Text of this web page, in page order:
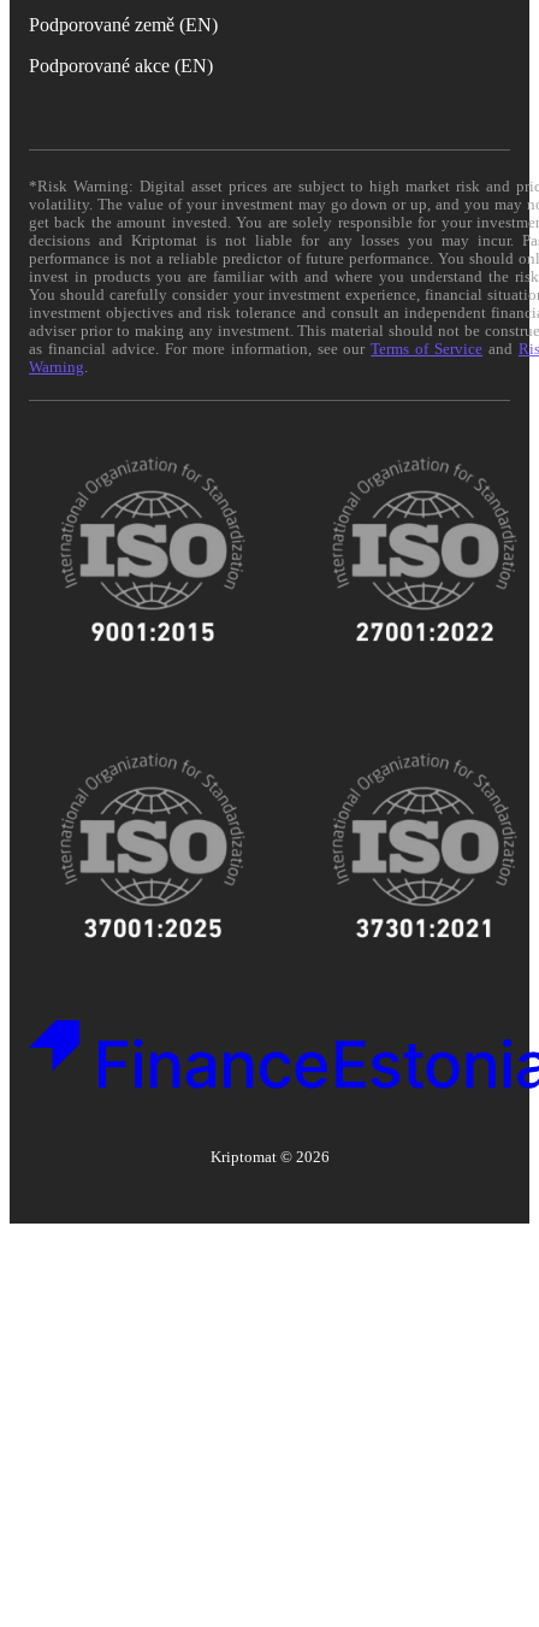
Podporované země (EN)
Podporované akce (EN)
*Risk Warning: Digital asset prices are subject to high market risk and
volatility. The value of your investment may go down or up, and you may
get back the amount invested. You are solely responsible for your
decisions and Kriptomat is not liable for any losses you may incur.
performance is not a reliable predictor of future performance. You should
invest in products you are familiar with and where you understand the
You should carefully consider your investment experience, financial
investment objectives and risk tolerance and consult an independent
adviser prior to making any investment. This material should not be
as financial advice. For more information, see ourTerms of Service and
Warning
Kriptomat © 2026